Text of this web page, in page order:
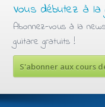
Vous débutez à la
Abonnez-vous à la
guitare gratuits !
S'abonner aux cours